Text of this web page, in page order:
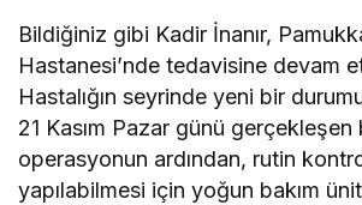
Bildiğiniz gibi Kadir İnanır,
Hastanesi’nde tedavisine devam
Hastalığın seyrinde yeni bir
21 Kasım Pazar günü gerçekleşen
operasyonun ardından, rutin
yapılabilmesi için yoğun bakım